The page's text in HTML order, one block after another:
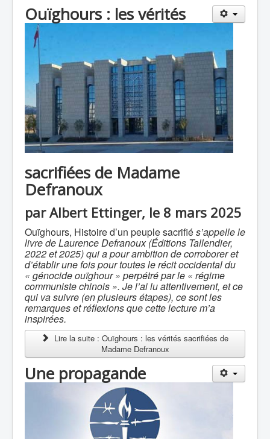
Ouïghours : les vérités
sacrifiées de Madame
Defranoux
par Albert Ettinger, le 8 mars 2025
Ouïghours, Histoire d’un peuple sacrifiés’appelle le
livre de Laurence Defranoux (Éditions Tallendier,
2022 et 2025) qui a pour ambition de corroborer et
d’établir une fois pour toutes le récit occidental du
« génocide ouïghour » perpétré par le « régime
communiste chinois ». Je l’ai lu attentivement, et ce
qui va suivre (en plusieurs étapes), ce sont les
remarques et réflexions que cette lecture m’a
inspirées.
Lire la suite : Ouïghours : les vérités sacrifiées de
Madame Defranoux
Une propagande